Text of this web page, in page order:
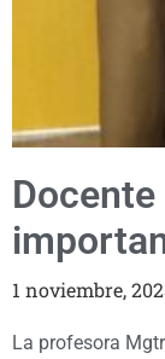
1 noviembre,
La profesora